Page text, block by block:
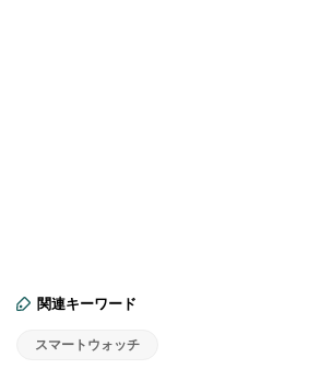
関連キーワード
スマートウォッチ